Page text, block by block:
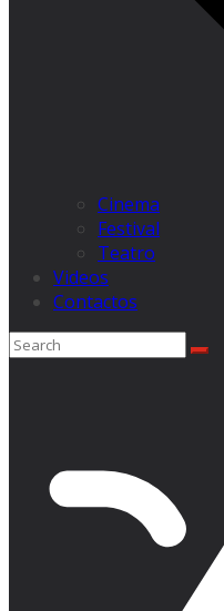
Cinema
Festival
Teatro
Videos
Contactos